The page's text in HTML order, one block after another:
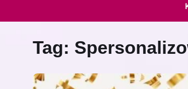
Tag: